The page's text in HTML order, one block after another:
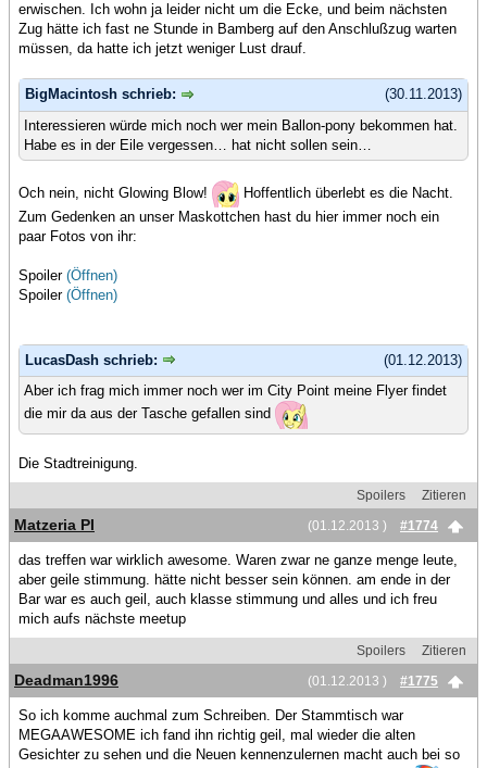
erwischen. Ich wohn ja leider nicht um die Ecke, und beim nächsten
Zug hätte ich fast ne Stunde in Bamberg auf den Anschlußzug warten
müssen, da hatte ich jetzt weniger Lust drauf.
(30.11.2013)
BigMacintosh schrieb:
Interessieren würde mich noch wer mein Ballon-pony bekommen hat.
Habe es in der Eile vergessen… hat nicht sollen sein…
Och nein, nicht Glowing Blow!
Hoffentlich überlebt es die Nacht.
Zum Gedenken an unser Maskottchen hast du hier immer noch ein
paar Fotos von ihr:
Spoiler (Öffnen)
Spoiler (Öffnen)
(01.12.2013)
LucasDash schrieb:
Aber ich frag mich immer noch wer im City Point meine Flyer findet
die mir da aus der Tasche gefallen sind
Die Stadtreinigung.
Spoilers
Zitieren
(01.12.2013 )
#1774
Matzeria PI
das treffen war wirklich awesome. Waren zwar ne ganze menge leute,
aber geile stimmung. hätte nicht besser sein können. am ende in der
Bar war es auch geil, auch klasse stimmung und alles und ich freu
mich aufs nächste meetup
Spoilers
Zitieren
(01.12.2013 )
#1775
Deadman1996
So ich komme auchmal zum Schreiben. Der Stammtisch war
MEGAAWESOME ich fand ihn richtig geil, mal wieder die alten
Gesichter zu sehen und die Neuen kennenzulernen macht auch bei so